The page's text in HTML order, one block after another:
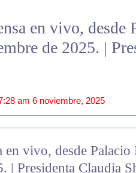
en vivo, desde
de 2025. |
am 6 noviembre, 2025
en vivo, desde Palacio
| Presidenta Claudia